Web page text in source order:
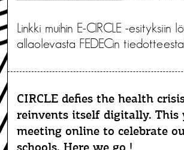
Linkki muihin E-CIRCLE -esityksiin
allaolevasta FEDECin tiedotteesta.
CIRCLE defies the health
reinvents itself digitally. This
meeting online to celebrate